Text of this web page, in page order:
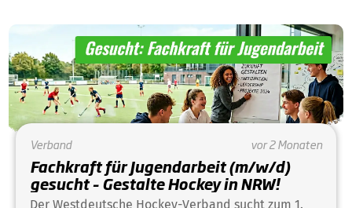
Verband vor 2 Monaten
Fachkraft für Jugendarbeit (m/w/d)
gesucht – Gestalte Hockey in NRW!
Der Westdeutsche Hockey-Verband sucht zum 1.